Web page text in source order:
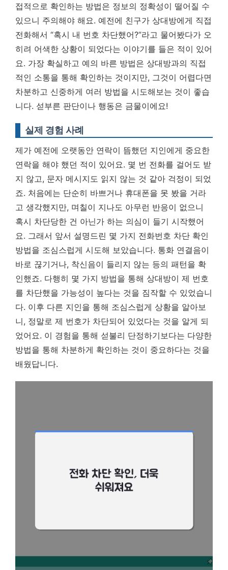
접적으로 확인하는 방법은 정보의 정확성이 떨어질 수
있으니 주의해야 해요. 예전에 친구가 상대방에게 직접
전화해서 “혹시 내 번호 차단했어?”라고 물어봤다가 오
히려 어색한 상황이 되었다는 이야기를 들은 적이 있어
요. 가장 확실하고 예의 바른 방법은 상대방과의 직접
적인 소통을 통해 확인하는 것이지만, 그것이 어렵다면
차분하고 신중하게 여러 방법을 시도해보는 것이 좋습
니다. 섣부른 판단이나 행동은 금물이에요!
실제 경험 사례
제가 예전에 오랫동안 연락이 뜸했던 지인에게 중요한
연락을 해야 했던 적이 있어요. 몇 번 전화를 걸어도 받
지 않고, 문자 메시지도 읽지 않는 것 같아 걱정이 되었
죠. 처음에는 단순히 바쁘거나 휴대폰을 못 봤을 거라
고 생각했지만, 며칠이 지나도 아무런 반응이 없으니
혹시 차단당한 건 아닌가 하는 의심이 들기 시작했어
요. 그래서 앞서 설명드린 몇 가지 전화번호 차단 확인
방법을 조심스럽게 시도해 보았습니다. 통화 연결음이
바로 끊기거나, 착신음이 들리지 않는 등의 패턴을 확
인했죠. 다행히 몇 가지 방법을 통해 상대방이 제 번호
를 차단했을 가능성이 높다는 것을 짐작할 수 있었습니
다. 이후 다른 지인을 통해 조심스럽게 상황을 알아보
니, 정말로 제 번호가 차단되어 있었다는 것을 알게 되
었어요. 이 경험을 통해 섣불리 단정하기보다는 다양한
방법을 통해 차분하게 확인하는 것이 중요하다는 것을
배웠답니다.